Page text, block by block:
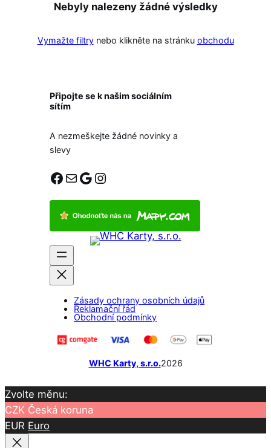
Nebyly nalezeny žádné výsledky
Vymažte filtrynebo klikněte na stránku obchodu
Připojte se k našim sociálním
sítím
A nezmeškejte žádné novinky a
slevy
Facebook E-mail Google Instagram
Zásady ochrany osobních údajů
Reklamační řád
Obchodní podmínky
WHC Karty, s.r.o.2026
Zvolte měnu:
CZK Česká koruna
EUR Euro